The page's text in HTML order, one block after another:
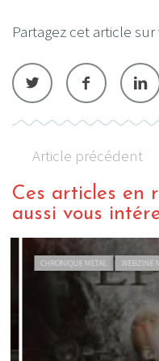
Partagez cet article
Article précédent
Ces articles en
aussi vous
CHRONIQUE METAL WEBZINE